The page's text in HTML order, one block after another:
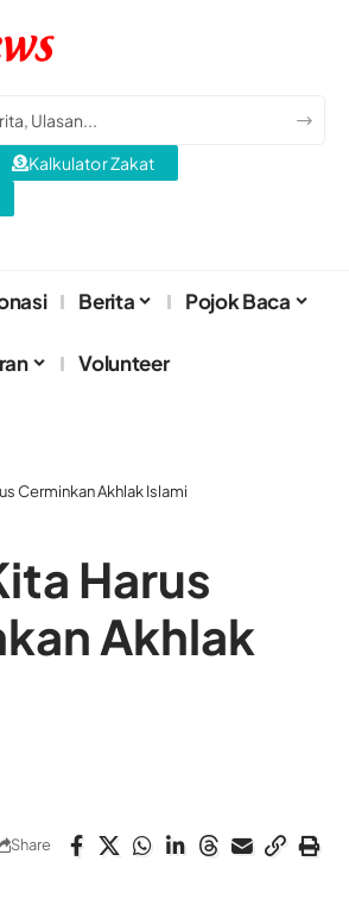
Kalkulator Zakat
Berita Pojok Baca
Volunteer
Cerminkan Akhlak Islami
Harus
Akhlak
Share